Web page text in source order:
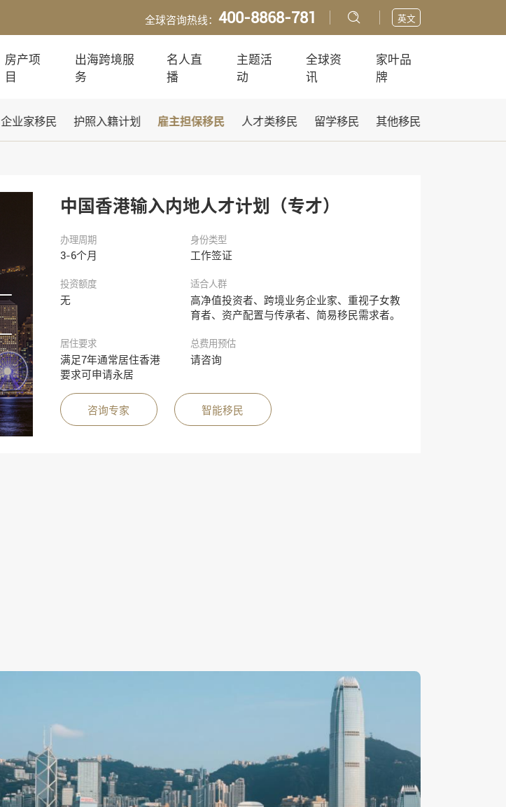
全球咨询热线：400-8868-781 英文
房产项
目
出海跨境服
务
名人直
播
主题活
动
全球资
讯
家叶品
牌
企业家移民 护照入籍计划 雇主担保移民 人才类移民 留学移民 其他移民
中国香港输入内地人才计划（专才）
办理周期
3-6个月
身份类型
工作签证
投资额度
无
适合人群
高净值投资者、跨境业务企业家、重视子女教
育者、资产配置与传承者、简易移民需求者。
居住要求
满足7年通常居住香港
要求可申请永居
总费用预估
请咨询
咨询专家 智能移民